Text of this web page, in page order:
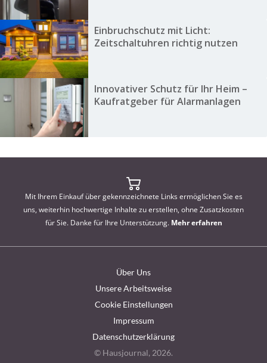
Einbruchschutz mit Licht:
Zeitschaltuhren richtig nutzen
Innovativer Schutz für Ihr Heim –
Kaufratgeber für Alarmanlagen
Mit Ihrem Einkauf über gekennzeichnete Links ermöglichen Sie es
uns, weiterhin hochwertige Inhalte zu erstellen, ohne Zusatzkosten
für Sie. Danke für Ihre Unterstützung. Mehr erfahren
Über Uns
Unsere Arbeitsweise
Cookie Einstellungen
Impressum
Datenschutzerklärung
© Hausjournal, 2026.